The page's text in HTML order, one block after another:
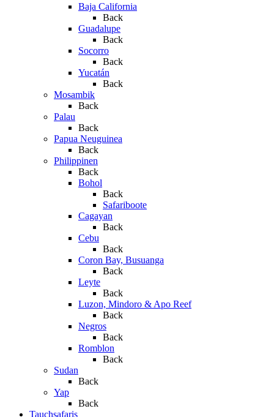
Baja California
Back
Guadalupe
Back
Socorro
Back
Yucatán
Back
Mosambik
Back
Palau
Back
Papua Neuguinea
Back
Philippinen
Back
Bohol
Back
Safariboote
Cagayan
Back
Cebu
Back
Coron Bay, Busuanga
Back
Leyte
Back
Luzon, Mindoro & Apo Reef
Back
Negros
Back
Romblon
Back
Sudan
Back
Yap
Back
Tauchsafaris